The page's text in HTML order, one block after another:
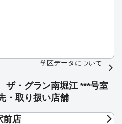
学区データについて
・グラン南堀江 ***号室
・取り扱い店舗
前店